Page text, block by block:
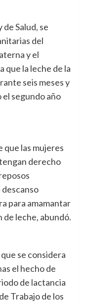
Salud, se
del
y el
que la leche de la
seis meses y
segundo año
que las mujeres
derecho
para amamantar
de leche, abundó.
se considera
el hecho de
de lactancia
Trabajo de los